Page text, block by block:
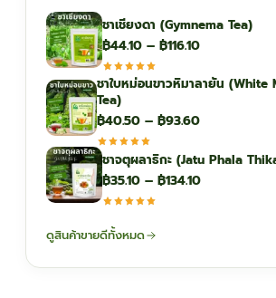
ชาเชียงดา (Gymnema Tea)
฿44.10 – ฿116.10Price
฿44.10
฿116.10
ชาใบหม่อนขาวหิมาลายัน
Tea)
฿40.50 – ฿93.60Price
฿40.50
through
ชาจตุผลาธิกะ (Jatu Phala
฿35.10 – ฿134.10Price
ดูสินค้าขายดีทั้งหมด